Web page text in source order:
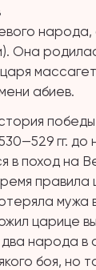
Она
абиев.
гг. до
в поход на
правила
мужа
царице
два народа в
боя, но